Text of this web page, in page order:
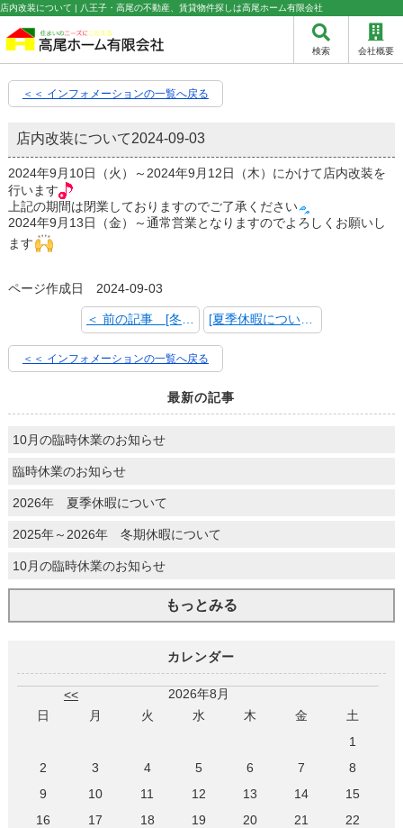
店内改装について | 八王子・高尾の不動産、賃貸物件探しは高尾ホーム有限会社
検索 会社概要
＜＜ インフォメーションの一覧へ戻る
店内改装について2024-09-03
2024年9月10日（火）～2024年9月12日（木）にかけて店内改装を
行います
上記の期間は閉業しておりますのでご了承ください
2024年9月13日（金）～通常営業となりますのでよろしくお願いし
ます
ページ作成日 2024-09-03
[夏季休暇について] 次の記事 ＞
＜＜ インフォメーションの一覧へ戻る
最新の記事
10月の臨時休業のお知らせ
臨時休業のお知らせ
2026年 夏季休暇について
2025年～2026年 冬期休暇について
10月の臨時休業のお知らせ
もっとみる
カレンダー
<<
2026年8月
日
月 火 水 木 金
土
1
2
3 4 5 6 7
8
9
10 11 12 13 14
15
16
17 18 19 20 21
22